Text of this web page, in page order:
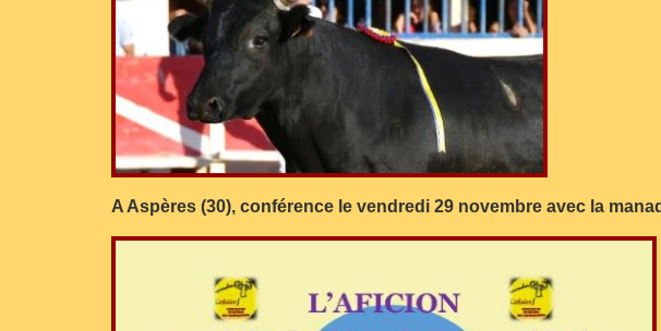
A Aspères (30), conférence le vendredi 29 novembre avec la